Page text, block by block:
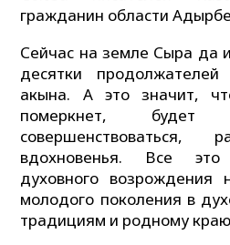
гражданин области
Сейчас на земле Сыра да
десятки
акына. А это значит,
померкнет, будет
совершенствоваться,
вдохновенья. Все
духовного возрождения
молодого поколения в
традициям и родному